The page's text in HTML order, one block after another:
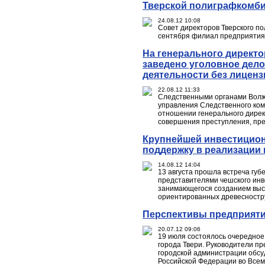
Тверской
24.08.12 10:08
Совет директоров Тверского
сентября филиал
На генерального
заведено уголовное
деятельности без
22.08.12 11:33
Следственными органами
управления Следственного
отношении генерального
совершения преступления,
Крупнейшей
поддержку в реализации
14.08.12 14:04
13 августа прошла встреча
представителями чешского
занимающегося созданием
ориентированных
Перспективы
20.07.12 09:06
19 июля состоялось
города Твери. Руководители
городской администрации
Российской Федерации во